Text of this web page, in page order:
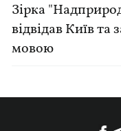
Зірка
відвідав Київ
мовою